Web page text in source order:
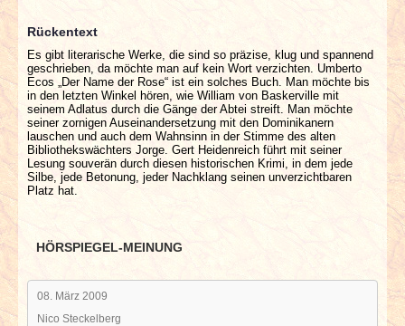
Rückentext
Es gibt literarische Werke, die sind so präzise, klug und spannend
geschrieben, da möchte man auf kein Wort verzichten. Umberto
Ecos „Der Name der Rose“ ist ein solches Buch. Man möchte bis
in den letzten Winkel hören, wie William von Baskerville mit
seinem Adlatus durch die Gänge der Abtei streift. Man möchte
seiner zornigen Auseinandersetzung mit den Dominikanern
lauschen und auch dem Wahnsinn in der Stimme des alten
Bibliothekswächters Jorge. Gert Heidenreich führt mit seiner
Lesung souverän durch diesen historischen Krimi, in dem jede
Silbe, jede Betonung, jeder Nachklang seinen unverzichtbaren
Platz hat.
HÖRSPIEGEL-MEINUNG
08. März 2009
Nico Steckelberg